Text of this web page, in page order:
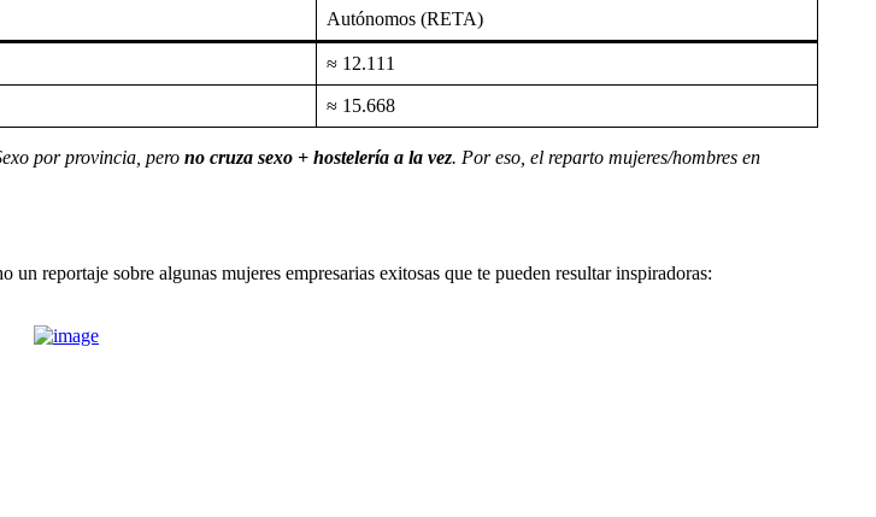
Autónomos (RETA)
≈ 12.111
≈ 15.668
por provincia, pero no cruza sexo + hostelería a la vez. Por eso, el reparto mujeres/hombres en
reportaje sobre algunas mujeres empresarias exitosas que te pueden resultar inspiradoras: